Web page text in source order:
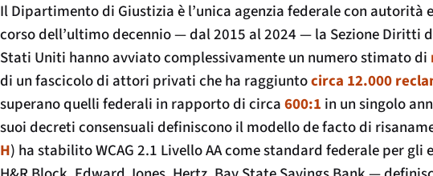
Il Dipartimento di Giustizia è l’unica agenzia federale con autorità
corso dell’ultimo decennio — dal 2015 al 2024 — la Sezione
Stati Uniti hanno avviato complessivamente un numero stimato di
di un fascicolo di attori privati che ha raggiuntocirca 12.000
superano quelli federali in rapporto di circa600:1 in un singolo
suoi decreti consensuali definiscono il modello de facto di
H) ha stabilito WCAG 2.1 Livello AA come standard federale per